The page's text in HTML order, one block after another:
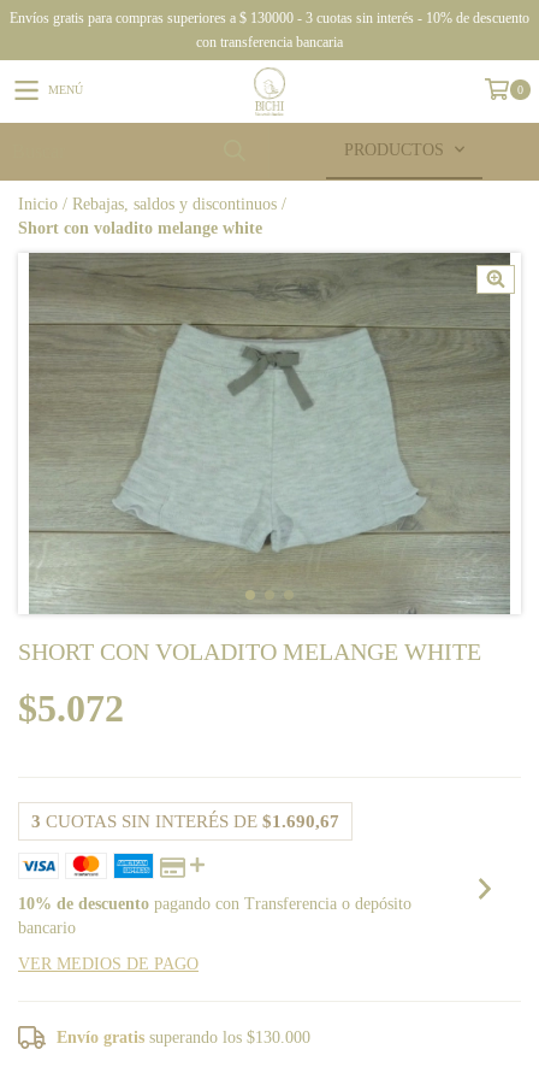
Envíos gratis para compras superiores a $ 130000 - 3 cuotas sin interés - 10% de descuento
con transferencia bancaria
MENÚ 0
PRODUCTOS
Inicio / Rebajas, saldos y discontinuos /
Short con voladito melange white
SHORT CON VOLADITO MELANGE WHITE
$5.072
3 CUOTAS SIN INTERÉS DE $1.690,67
10% de descuento pagando con Transferencia o depósito
bancario
VER MEDIOS DE PAGO
Envío gratis superando los$130.000